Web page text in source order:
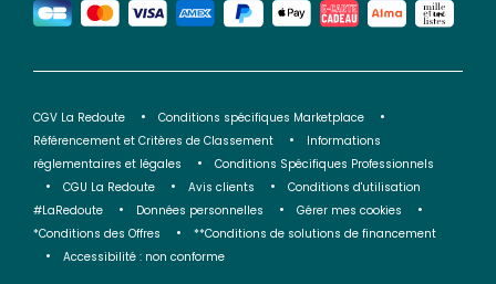
CGV La Redoute
Conditions spécifiques Marketplace
Référencement et Critères de Classement
Informations
réglementaires et légales
Conditions Spécifiques Professionnels
CGU La Redoute
Avis clients
Conditions d'utilisation
#LaRedoute
Données personnelles
Gérer mes cookies
*Conditions des Offres
**Conditions de solutions de financement
Accessibilité : non conforme